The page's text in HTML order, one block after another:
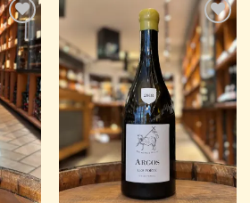
Add to
Wishlist
Add to
Wishlist